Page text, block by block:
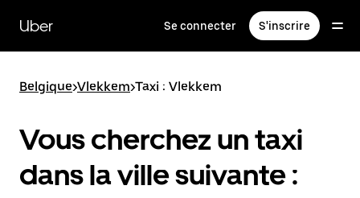
contenu
principal
Uber Se connecter S'inscrire
Belgique>Vlekkem>Taxi : Vlekkem
Vous cherchez un taxi
dans la ville suivante :